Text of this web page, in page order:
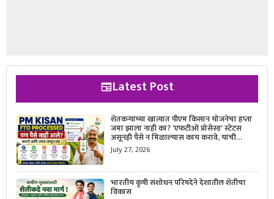
Latest Post
शेतकऱ्यांच्या खात्यात पीएम किसान योजनेचा हप्ता
जमा झाला नाही का? ‘एफटीओ प्रोसेस्ड’ स्टेटस
असूनही पैसे न मिळाल्यास काय करावे, याची
सविस्तर माहिती जाणून घ्या.
July 27, 2026
भारतीय कृषी संशोधन परिषदेने देशातील शेतीचा
विकास